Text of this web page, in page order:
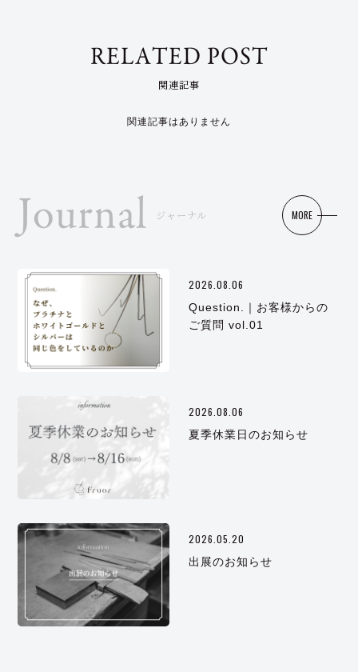
RELATED POST
関連記事
関連記事はありません
Journal ジャーナル
2026.08.06
Question.｜お客様からの
ご質問 vol.01
2026.08.06
夏季休業日のお知らせ
2026.05.20
出展のお知らせ
MORE